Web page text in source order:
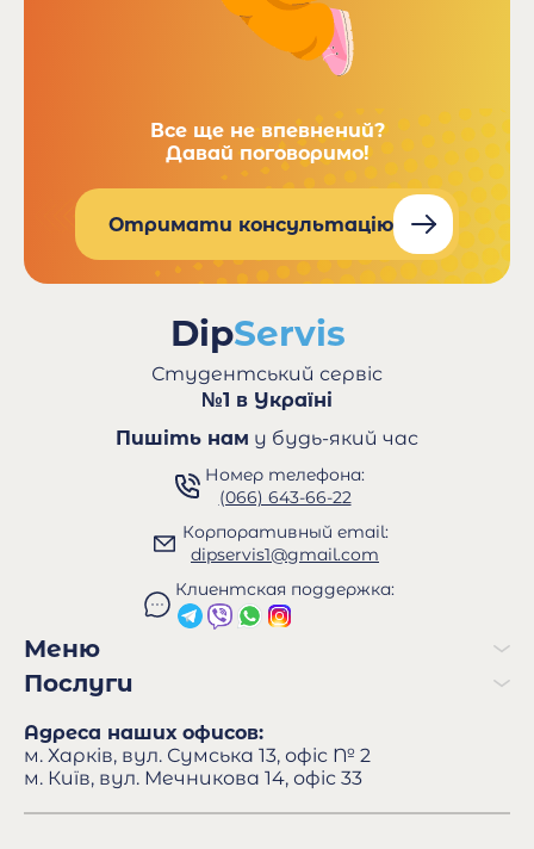
Все ще не впевнений?
Давай поговоримо!
Отримати консультацію
Студентський сервіс
№1 в Україні
Пишіть нам у будь-який час
Номер телефона:
(066) 643-66-22
Корпоративный email:
dipservis1@gmail.com
Клиентская поддержка:
Меню
Послуги
Адреса наших офисов:
м. Харків, вул. Сумська 13, офіс № 2
м. Київ, вул. Мечникова 14, офіс 33